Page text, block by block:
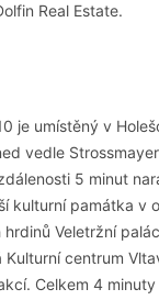
Real Estate.
je umístěný v
vedle
5 minut
kulturní památka v
Veletržní
centrum
Celkem 4